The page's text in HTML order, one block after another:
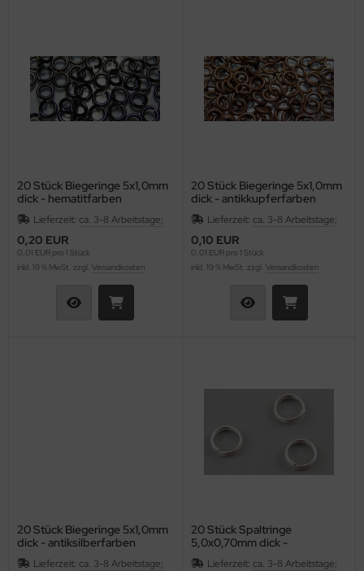
20 Stück Biegeringe 5x1,0mm
dick - hematitfarben
Lieferzeit: ca. 3-8 Arbeitstage;
0,20 EUR
0,01 EUR pro 1 Stück
inkl. 19 % MwSt. zzgl. Versandkosten
20 Stück Biegeringe 5x1,0mm
dick - antikkupferfarben
Lieferzeit: ca. 3-8 Arbeitstage;
0,10 EUR
0,01 EUR pro 1 Stück
inkl. 19 % MwSt. zzgl. Versandkosten
20 Stück Biegeringe 5x1,0mm
dick - antiksilberfarben
Lieferzeit: ca. 3-8 Arbeitstage;
20 Stück Spaltringe
5,0x0,70mm dick -
silberfarben
Lieferzeit: ca. 3-8 Arbeitstage;